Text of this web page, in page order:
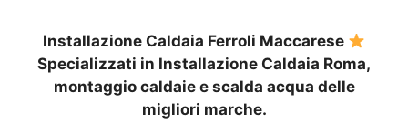
Installazione Caldaia Ferroli Maccarese
Specializzati in Installazione Caldaia Roma,
montaggio caldaie e scalda acqua delle
migliori marche.